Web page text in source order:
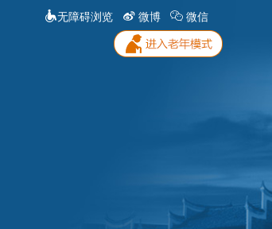
无障碍浏览 微博 微信